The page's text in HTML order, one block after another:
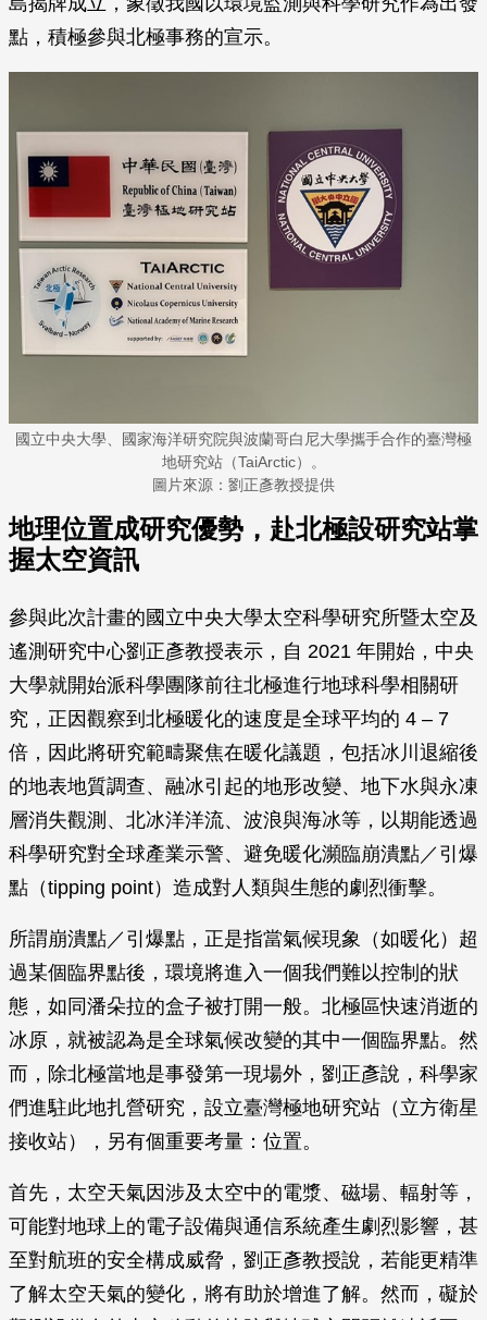
點，積極參與北極事務的宣示。
國立中央大學、國家海洋研究院與波蘭哥白尼大學攜手合作的臺灣極
地研究站（TaiArctic）。
圖片來源：劉正彥教授提供
地理位置成研究優勢，赴北極設研究站掌
握太空資訊
參與此次計畫的國立中央大學太空科學研究所暨太空及
遙測研究中心劉正彥教授表示，自 2021 年開始，中央
大學就開始派科學團隊前往北極進行地球科學相關研
究，正因觀察到北極暖化的速度是全球平均的 4 – 7
倍，因此將研究範疇聚焦在暖化議題，包括冰川退縮後
的地表地質調查、融冰引起的地形改變、地下水與永凍
層消失觀測、北冰洋洋流、波浪與海冰等，以期能透過
科學研究對全球產業示警、避免暖化瀕臨崩潰點／引爆
點（tipping point）造成對人類與生態的劇烈衝擊。
所謂崩潰點／引爆點，正是指當氣候現象（如暖化）超
過某個臨界點後，環境將進入一個我們難以控制的狀
態，如同潘朵拉的盒子被打開一般。北極區快速消逝的
冰原，就被認為是全球氣候改變的其中一個臨界點。然
而，除北極當地是事發第一現場外，劉正彥說，科學家
們進駐此地扎營研究，設立臺灣極地研究站（立方衛星
接收站），另有個重要考量：位置。
首先，太空天氣因涉及太空中的電漿、磁場、輻射等，
可能對地球上的電子設備與通信系統產生劇烈影響，甚
至對航班的安全構成威脅，劉正彥教授說，若能更精準
了解太空天氣的變化，將有助於增進了解。然而，礙於